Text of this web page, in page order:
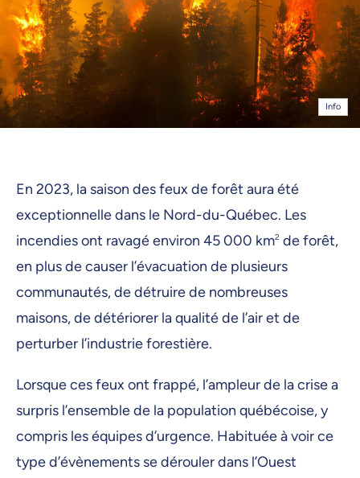
Info
En 2023, la saison des feux de forêt aura été
exceptionnelle dans le Nord-du-Québec. Les
incendies ont ravagé environ 45 000 km2 de forêt,
en plus de causer l’évacuation de plusieurs
communautés, de détruire de nombreuses
maisons, de détériorer la qualité de l’air et de
perturber l’industrie forestière.
Lorsque ces feux ont frappé, l’ampleur de la crise a
surpris l’ensemble de la population québécoise, y
compris les équipes d’urgence. Habituée à voir ce
type d’évènements se dérouler dans l’Ouest